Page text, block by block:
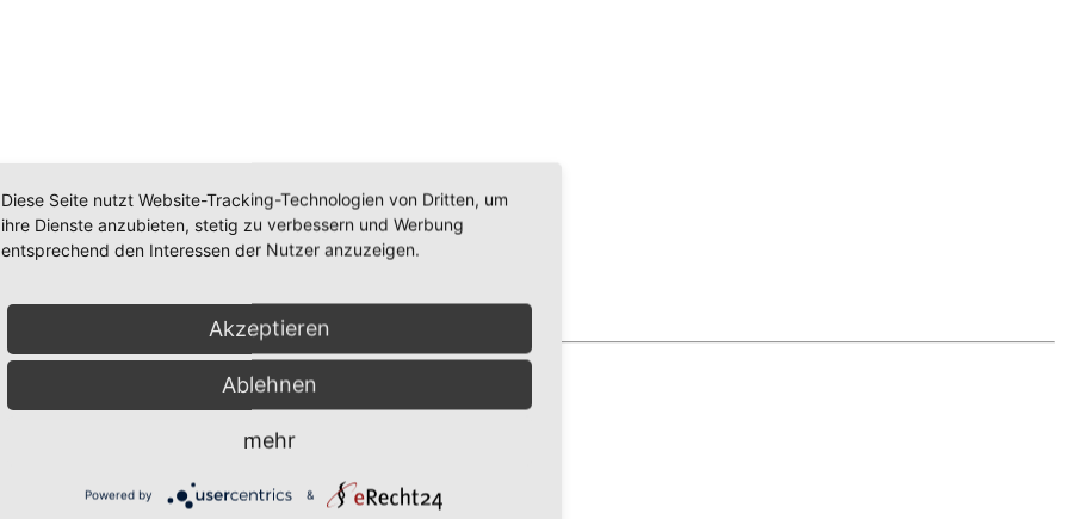
Diese Seite nutzt Website-Tracking-Technologien von Dritten, um
ihre Dienste anzubieten, stetig zu verbessern und Werbung
entsprechend den Interessen der Nutzer anzuzeigen.
Akzeptieren
Ablehnen
mehr
Powered by &